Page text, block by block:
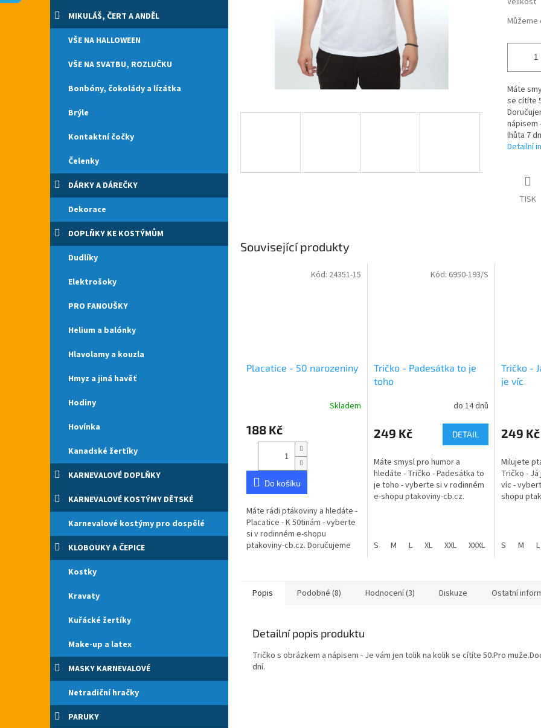
e
l
MIKULÁŠ, ČERT A ANDĚL
VŠE NA HALLOWEEN
VŠE NA SVATBU, ROZLUČKU
Bonbóny, čokolády a lízátka
Brýle
Kontaktní čočky
Čelenky
DÁRKY A DÁREČKY
Dekorace
DOPLŇKY KE KOSTÝMŮM
Dudlíky
Elektrošoky
PRO FANOUŠKY
Helium a balónky
Hlavolamy a kouzla
Hmyz a jiná havěť
Hodiny
Hovínka
Kanadské žertíky
KARNEVALOVÉ DOPLŇKY
KARNEVALOVÉ KOSTÝMY DĚTSKÉ
Karnevalové kostýmy pro dospělé
KLOBOUKY A ČEPICE
Kostky
Kravaty
Kuřácké žertíky
Make-up a latex
MASKY KARNEVALOVÉ
Netradiční hračky
PARUKY
Můžeme
Máte
se cítíte
nápisem
lhůta 7
Detailní
TISK
Související produkty
Placatice - 50 narozeniny
produktu
hvězdiček.
Skladem
188 Kč
Do košíku
Máte rádi ptákoviny a hledáte -
Placatice - K 50tinám - vyberte
si v rodinném e-shopu
ptakoviny-cb.cz. Doručujeme
Kód: 24351-15
Tričko - Padesátka to je
toho
do 14 dnů
249 Kč DETAIL
Máte smysl pro humor a
hledáte - Tričko - Padesátka to
je toho - vyberte si v rodinném
e-shopu ptakoviny-cb.cz.
S
M L XL XXL XXXL
Kód: 6950-193/S
Tričko -
je víc
249 Kč
Milujete
Tričko -
víc -
shopu
S
M L
Popis Podobné (8) Hodnocení (3) Diskuze Ostatní
Detailní popis produktu
Tričko s obrázkem a nápisem - Je vám jen tolik na kolik se cítíte 50.Pro
dní.